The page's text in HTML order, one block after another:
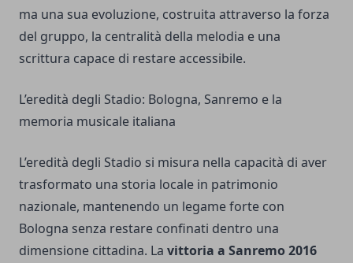
ma una sua evoluzione, costruita attraverso la forza
del gruppo, la centralità della melodia e una
scrittura capace di restare accessibile.
L’eredità degli Stadio: Bologna, Sanremo e la
memoria musicale italiana
L’eredità degli Stadio si misura nella capacità di aver
trasformato una storia locale in patrimonio
nazionale, mantenendo un legame forte con
Bologna senza restare confinati dentro una
dimensione cittadina. La vittoria a Sanremo 2016